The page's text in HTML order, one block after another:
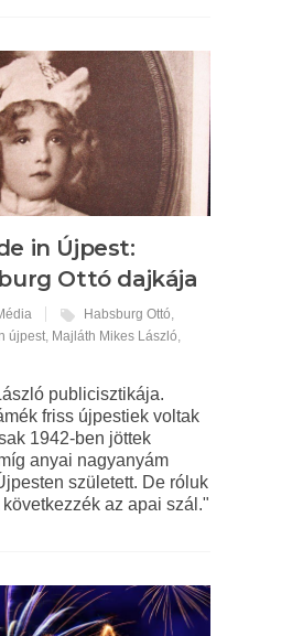
in Újpest:
Ottó dajkája
Habsburg Ottó,
újpest, Majláth Mikes László,
publicisztikája.
friss újpestiek voltak
1942-ben jöttek
anyai nagyanyám
született. De róluk
következzék az apai szál."